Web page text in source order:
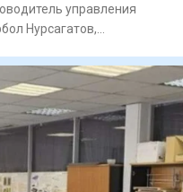
управления
Нурсагатов,